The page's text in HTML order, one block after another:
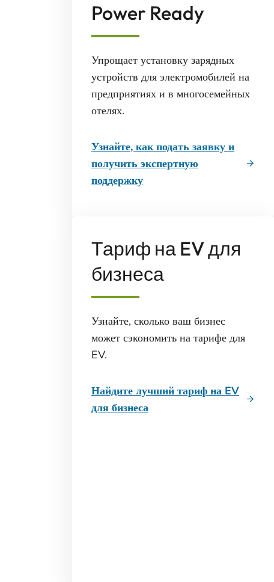
Power Ready
Упрощает установку зарядных
устройств для электромобилей на
предприятиях и в многосемейных
отелях.
Узнайте, как подать заявку и
получить экспертную
поддержку
Тариф на EV для
бизнеса
Узнайте, сколько ваш бизнес
может сэкономить на тарифе для
EV.
Найдите лучший тариф на EV
для бизнеса